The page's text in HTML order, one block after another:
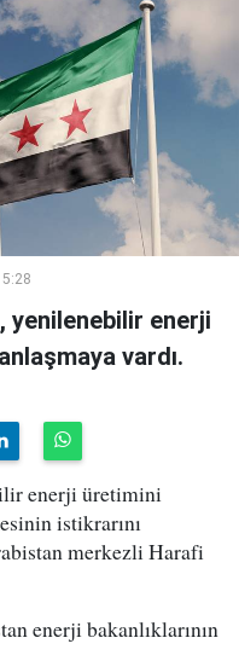
yenilenebilir enerji
vardı.
enerji üretimini
istikrarını
merkezli Harafi
enerji bakanlıklarının